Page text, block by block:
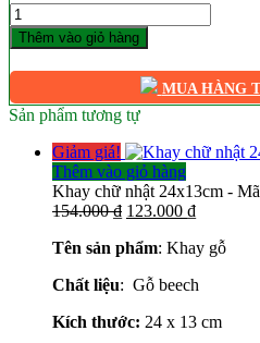
Số
lượng
Thêm vào giỏ hàng
MUA HÀNG
Sản phẩm tương tự
Giảm giá!
Thêm vào giỏ hàng
Khay chữ nhật 24x13cm -
154.000₫ Giá
là:
123.000 ₫Giá
tại
123.000 ₫.
Tên sản phẩm: Khay gỗ
Chất liệu: Gỗ beech
Kích thước: 24 x 13 cm